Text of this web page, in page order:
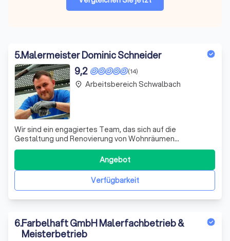
5.Malermeister Dominic Schneider
(14)
9,2
Wir sind ein engagiertes Team, das sich auf die
Gestaltung und Renovierung von Wohnräumen
spezialisiert hat. Mit Leidenschaft und Präzision widmen
wir uns der Verwandlung Ihrer vier Wände. Unser Angebot
umfasst eine breite Palette an Maler-, Boden- und
Verputzarbeiten, wobei wir stets auf höchste Qu
Verfügbarkeit
Angebot
place Arbeitsbereich Schwalbach
6.Farbelhaft GmbH Malerfachbetrieb &
Meisterbetrieb